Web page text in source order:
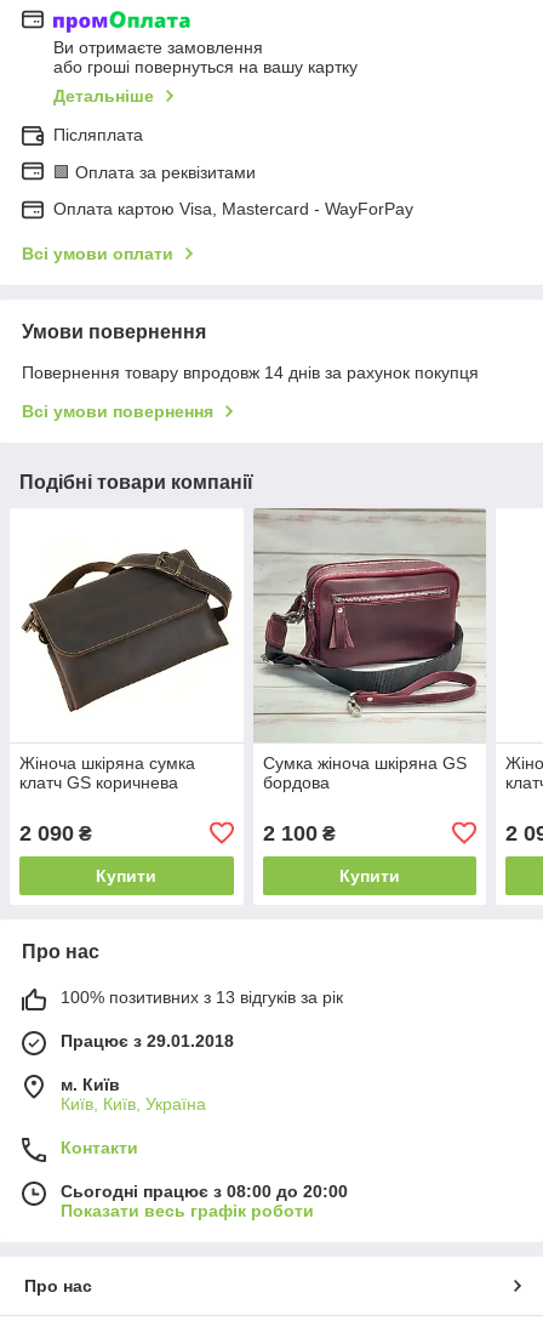
Ви отримаєте замовлення
або гроші повернуться на вашу картку
Детальніше
Післяплата
🟩 Оплата за реквізитами
Оплата картою Visa, Mastercard - WayForPay
Всі умови оплати
Умови повернення
Повернення товару впродовж 14 днів за рахунок покупця
Всі умови повернення
Подібні товари компанії
Жіноча шкіряна сумка
клатч GS коричнева
2 090 ₴
Купити
Сумка жіноча шкіряна GS
бордова
2 100₴
Купити
2
Про нас
100% позитивних з 13 відгуків за рік
Працює з 29.01.2018
м. Київ
Київ, Київ, Україна
Контакти
Сьогодні працює з 08:00 до 20:00
Показати весь графік роботи
Про нас